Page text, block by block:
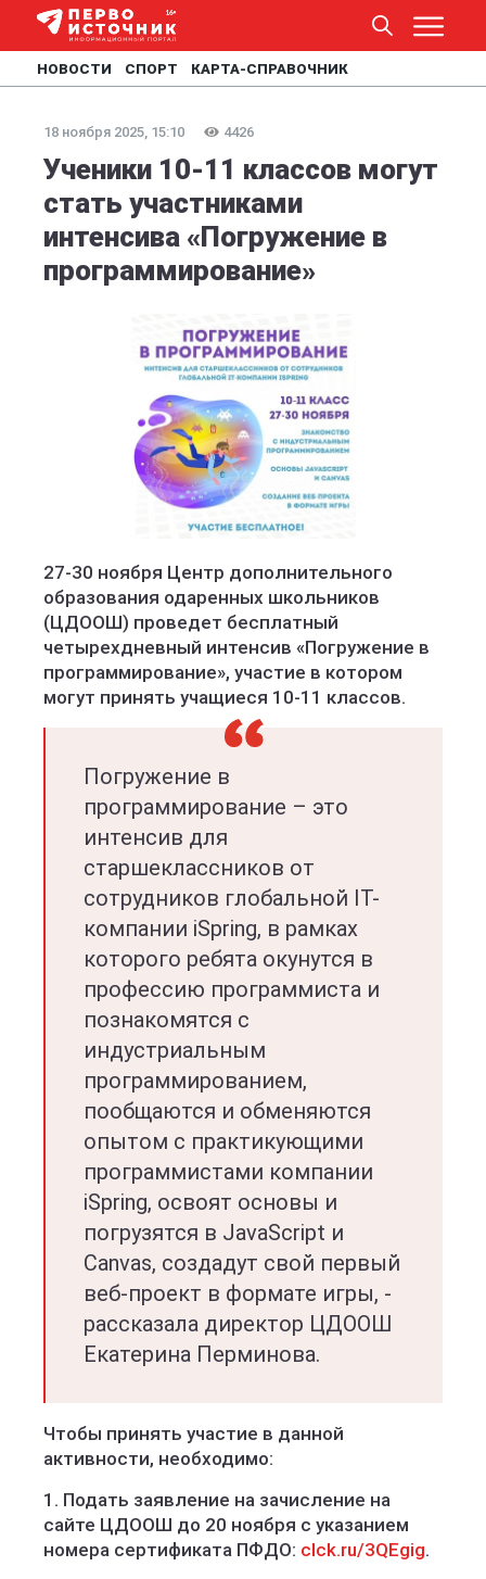
НОВОСТИ СПОРТ КАРТА-СПРАВОЧНИК
18 ноября 2025, 15:10 4426
Ученики 10-11 классов могут
стать участниками
интенсива «Погружение в
программирование»
27-30 ноября Центр дополнительного
образования одаренных школьников
(ЦДООШ) проведет бесплатный
четырехдневный интенсив «Погружение в
программирование», участие в котором
могут принять учащиеся 10-11 классов.
Погружение в
программирование – это
интенсив для
старшеклассников от
сотрудников глобальной IТ-
компании iSpring, в рамках
которого ребята окунутся в
профессию программиста и
познакомятся с
индустриальным
программированием,
пообщаются и обменяются
опытом с практикующими
программистами компании
iSpring, освоят основы и
погрузятся в JavaScript и
Canvas, создадут свой первый
веб-проект в формате игры, -
рассказала директор ЦДООШ
Екатерина Перминова.
Чтобы принять участие в данной
активности, необходимо:
1. Подать заявление на зачисление на
сайте ЦДООШ до 20 ноября с указанием
номера сертификата ПФДО: clck.ru/3QEgig.